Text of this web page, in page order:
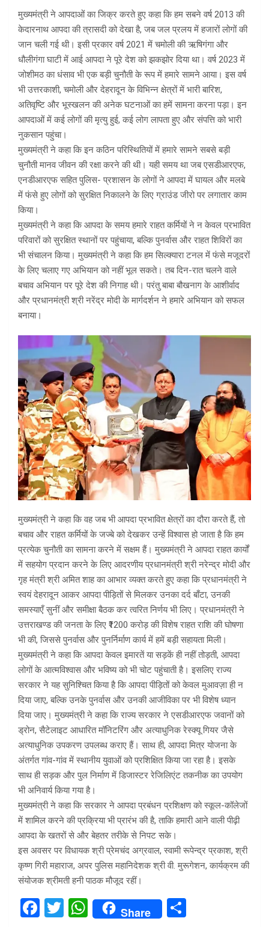
मुख्यमंत्री ने आपदाओं का जिक्र करते हुए कहा कि हम सबने वर्ष 2013 की
केदारनाथ आपदा की त्रासदी को देखा है, जब जल प्रलय में हजारों लोगों की
जान चली गई थी। इसी प्रकार वर्ष 2021 में चमोली की ऋषिगंगा और
धौलीगंगा घाटी में आई आपदा ने पूरे देश को झकझोर दिया था। वर्ष 2023 में
जोशीमठ का धंसाव भी एक बड़ी चुनौती के रूप में हमारे सामने आया। इस वर्ष
भी उत्तरकाशी, चमोली और देहरादून के विभिन्न क्षेत्रों में भारी बारिश,
अतिवृष्टि और भूस्खलन की अनेक घटनाओं का हमें सामना करना पड़ा। इन
आपदाओं में कई लोगों की मृत्यु हुई, कई लोग लापता हुए और संपत्ति को भारी
नुकसान पहुंचा।
मुख्यमंत्री ने कहा कि इन कठिन परिस्थितियों में हमारे सामने सबसे बड़ी
चुनौती मानव जीवन की रक्षा करने की थी। यही समय था जब एसडीआरएफ,
एनडीआरएफ सहित पुलिस- प्रशासन के लोगों ने आपदा में घायल और मलबे
में फंसे हुए लोगों को सुरक्षित निकालने के लिए ग्राउंड जीरो पर लगातार काम
किया।
मुख्यमंत्री ने कहा कि आपदा के समय हमारे राहत कर्मियों ने न केवल प्रभावित
परिवारों को सुरक्षित स्थानों पर पहुंचाया, बल्कि पुनर्वास और राहत शिविरों का
भी संचालन किया। मुख्यमंत्री ने कहा कि हम सिल्क्यारा टनल में फंसे मजूदरों
के लिए चलाए गए अभियान को नहीं भूल सकते। तब दिन-रात चलने वाले
बचाव अभियान पर पूरे देश की निगाह थी। परंतु बाबा बौखनाग के आशीर्वाद
और प्रधानमंत्री श्री नरेंद्र मोदी के मार्गदर्शन ने हमारे अभियान को सफल
बनाया।
मुख्यमंत्री ने कहा कि वह जब भी आपदा प्रभावित क्षेत्रों का दौरा करते हैं, तो
बचाव और राहत कर्मियों के जज्बे को देखकर उन्हें विश्वास हो जाता है कि हम
प्रत्येक चुनौती का सामना करने में सक्षम हैं। मुख्यमंत्री ने आपदा राहत कार्यों
में सहयोग प्रदान करने के लिए आदरणीय प्रधानमंत्री श्री नरेन्द्र मोदी और
गृह मंत्री श्री अमित शाह का आभार व्यक्त करते हुए कहा कि प्रधानमंत्री ने
स्वयं देहरादून आकर आपदा पीड़ितों से मिलकर उनका दर्द बाँटा, उनकी
समस्याएँ सुनीं और समीक्षा बैठक कर त्वरित निर्णय भी लिए। प्रधानमंत्री ने
उत्तराखण्ड की जनता के लिए ₹1200 करोड़ की विशेष राहत राशि की घोषणा
भी की, जिससे पुनर्वास और पुनर्निर्माण कार्य में हमें बड़ी सहायता मिली।
मुख्यमंत्री ने कहा कि आपदा केवल इमारतें या सड़कें ही नहीं तोड़ती, आपदा
लोगों के आत्मविश्वास और भविष्य को भी चोट पहुंचाती है। इसलिए राज्य
सरकार ने यह सुनिश्चित किया है कि आपदा पीड़ितों को केवल मुआवज़ा ही न
दिया जाए, बल्कि उनके पुनर्वास और उनकी आजीविका पर भी विशेष ध्यान
दिया जाए। मुख्यमंत्री ने कहा कि राज्य सरकार ने एसडीआरएफ जवानों को
ड्रोन, सैटेलाइट आधारित मॉनिटरिंग और अत्याधुनिक रेस्क्यू गियर जैसे
अत्याधुनिक उपकरण उपलब्ध कराए हैं। साथ ही, आपदा मित्र योजना के
अंतर्गत गांव-गांव में स्थानीय युवाओं को प्रशिक्षित किया जा रहा है। इसके
साथ ही सड़क और पुल निर्माण में डिजास्टर रेजिलिएंट तकनीक का उपयोग
भी अनिवार्य किया गया है।
मुख्यमंत्री ने कहा कि सरकार ने आपदा प्रबंधन प्रशिक्षण को स्कूल-कॉलेजों
में शामिल करने की प्रक्रिया भी प्रारंभ की है, ताकि हमारी आने वाली पीढ़ी
आपदा के खतरों से और बेहतर तरीके से निपट सके।
इस अवसर पर विधायक श्री प्रेमचंद अग्रवाल, स्वामी रूपेन्द्र प्रकाश, श्री
कृष्ण गिरी महाराज, अपर पुलिस महानिदेशक श्री वी. मुरूगेशन, कार्यक्रम की
संयोजक श्रीमती हनी पाठक मौजूद रहीं।
F
T
W
Share